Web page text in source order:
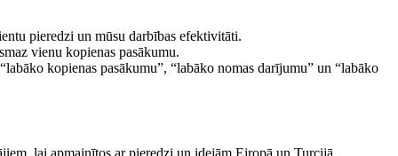
pieredzi un mūsu darbības efektivitāti.
vienu kopienas pasākumu.
kopienas pasākumu”, “labāko nomas darījumu” un “labāko